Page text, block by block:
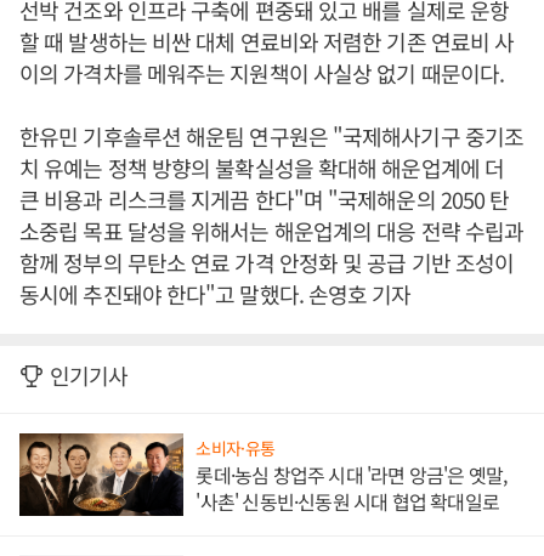
선박 건조와 인프라 구축에 편중돼 있고 배를 실제로 운항
할 때 발생하는 비싼 대체 연료비와 저렴한 기존 연료비 사
이의 가격차를 메워주는 지원책이 사실상 없기 때문이다.
한유민 기후솔루션 해운팀 연구원은 "국제해사기구 중기조
치 유예는 정책 방향의 불확실성을 확대해 해운업계에 더
큰 비용과 리스크를 지게끔 한다"며 "국제해운의 2050 탄
소중립 목표 달성을 위해서는 해운업계의 대응 전략 수립과
함께 정부의 무탄소 연료 가격 안정화 및 공급 기반 조성이
동시에 추진돼야 한다"고 말했다. 손영호 기자
인기기사
소비자·유통
롯데·농심 창업주 시대 '라면 앙금'은 옛말,
'사촌' 신동빈·신동원 시대 협업 확대일로